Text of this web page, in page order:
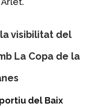
la visibilitat del
La Copa de la
del Baix